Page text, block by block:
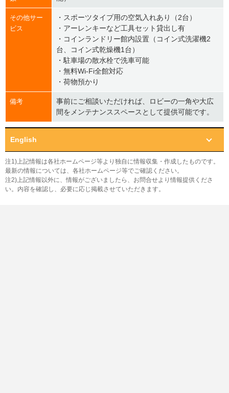
その他サー
ビス
・スポーツタイプ用の空気入れあり（2台）
・アーレンキーなど工具セット貸出し有
・コインランドリー館内設置（コイン式洗濯機2
台、コイン式乾燥機1台）
・駐車場の散水栓で洗車可能
・無料Wi-Fi全館対応
・荷物預かり
備考
事前にご相談いただければ、ロビーの一角や大広
間をメンテナンススペースとして提供可能です。
English
注1)上記情報は各社ホームページ等より独自に情報収集・作成したものです。
最新の情報については、各社ホームページ等でご確認ください。
注2)上記情報以外に、情報がございましたら、お問合せより情報提供くださ
い。内容を確認し、必要に応じ掲載させていただきます。